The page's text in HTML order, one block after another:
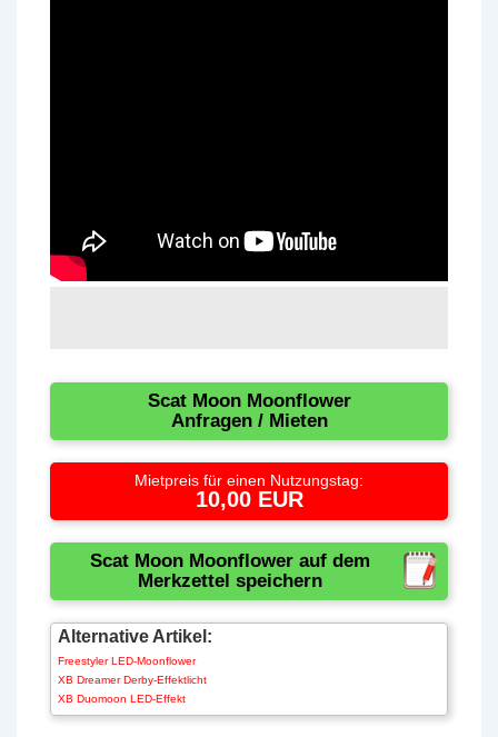
Scat Moon Moonflower
Anfragen / Mieten
Mietpreis für einen Nutzungstag:
10,00 EUR
Scat Moon Moonflower auf dem
Merkzettel speichern
Alternative Artikel:
Freestyler LED-Moonflower
XB Dreamer Derby-Effektlicht
XB Duomoon LED-Effekt